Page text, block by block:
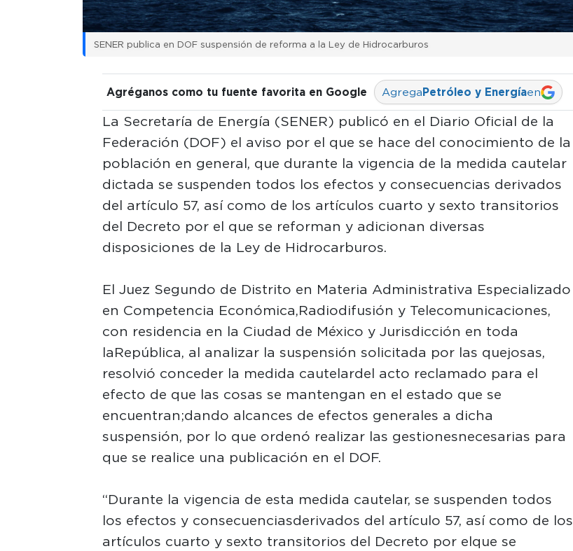
SENER publica en DOF suspensión de reforma a la Ley de Hidrocarburos
Agréganos como tu fuente favorita en Google Agrega Petróleo y Energíaen
La Secretaría de Energía (SENER) publicó en el Diario Oficial de la
Federación (DOF) el aviso por el que se hace del conocimiento de la
población en general, que durante la vigencia de la medida cautelar
dictada se suspenden todos los efectos y consecuencias derivados
del artículo 57, así como de los artículos cuarto y sexto transitorios
del Decreto por el que se reforman y adicionan diversas
disposiciones de la Ley de Hidrocarburos.
El Juez Segundo de Distrito en Materia Administrativa Especializado
en Competencia Económica, Radiodifusión y Telecomunicaciones,
con residencia en la Ciudad de México y Jurisdicción en toda
la República, al analizar la suspensión solicitada por las quejosas,
resolvió conceder la medida cautelar del acto reclamado para el
efecto de que las cosas se mantengan en el estado que se
encuentran; dando alcances de efectos generales a dicha
suspensión, por lo que ordenó realizar las gestiones necesarias para
que se realice una publicación en el DOF.
“Durante la vigencia de esta medida cautelar, se suspenden todos
los efectos y consecuencias derivados del artículo 57, así como de los
artículos cuarto y sexto transitorios del Decreto por el que se